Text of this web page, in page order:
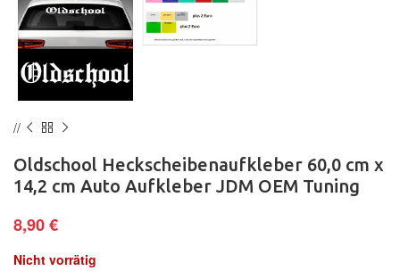
Oldschool Heckscheibenaufkleber 60,0 cm x
14,2 cm Auto Aufkleber JDM OEM Tuning
8,90€
Nicht vorrätig